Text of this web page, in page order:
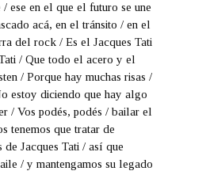
ese en el que el futuro se une
acá, en el tránsito / en el
del rock / Es el Jacques Tati
/ Que todo el acero y el
/ Porque hay muchas risas /
estoy diciendo que hay algo
/ Vos podés, podés / bailar el
tenemos que tratar de
Jacques Tati / así que
/ y mantengamos su legado